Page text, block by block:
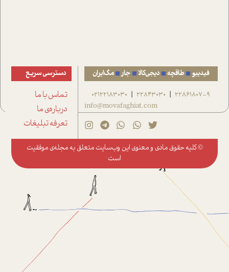
فیدیبو طاقچه دیجی‌کالا جار مگ‌ایران
22861807-9
|
22843030
|
02122183030
info@movafaghiat.com
دسترسی سریع
تماس با ما
درباره‌ی ما
تعرفه تبلیغات
© کلیه حقوق مادی و معنوی این وب‌سایت متعلق به مجله‌ی موفقیت
است